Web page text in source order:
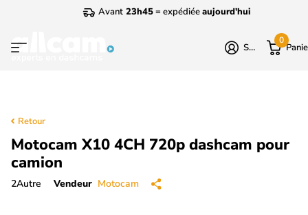
Avant 23h45= expédiéeaujourd'hui
S'identifier
0
Retour
Motocam X10 4CH 720p dashcam pour
camion
2Autre Vendeur Motocam